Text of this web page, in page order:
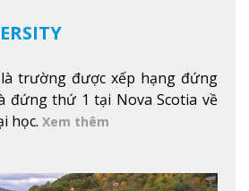
là trường được xếp hạng đứng
đứng thứ 1 tại Nova Scotia về
học. Xem thêm